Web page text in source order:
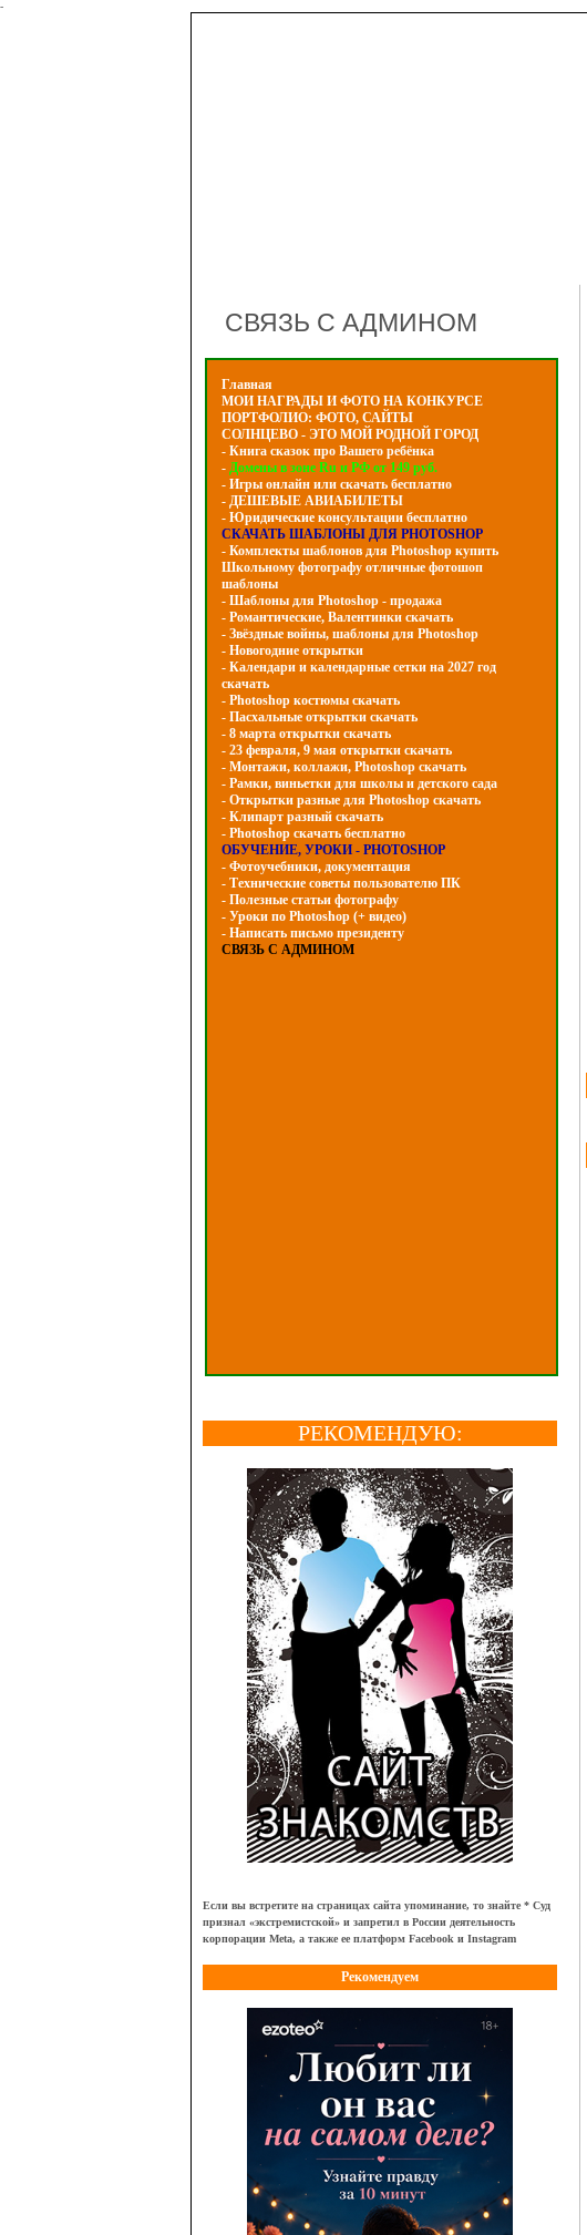
-
СВЯЗЬ С АДМИНОМ
Главная
МОИ НАГРАДЫ И ФОТО НА КОНКУРСЕ
ПОРТФОЛИО: ФОТО, САЙТЫ
СОЛНЦЕВО - ЭТО МОЙ РОДНОЙ ГОРОД
- Книга сказок про Вашего ребёнка
- Домены в зоне Ru и РФ от 149 руб.
- Игры онлайн или скачать бесплатно
- ДЕШЕВЫЕ АВИАБИЛЕТЫ
- Юридические консультации бесплатно
СКАЧАТЬ ШАБЛОНЫ ДЛЯ PHOTOSHOP
- Комплекты шаблонов для Photoshop купить
Школьному фотографу отличные фотошоп
шаблоны
- Шаблоны для Photoshop - продажа
- Романтические, Валентинки скачать
- Звёздные войны, шаблоны для Photoshop
- Hовогодние открытки
- Календари и календарные сетки на 2027 год
скачать
- Photoshop костюмы скачать
- Пасхальные открытки скачать
- 8 марта открытки скачать
- 23 февраля, 9 мая открытки скачать
- Монтажи, коллажи, Photoshop скачать
- Рамки, виньетки для школы и детского сада
- Открытки разные для Photoshop скачать
- Клипарт разный скачать
- Photoshop скачать бесплатно
ОБУЧЕНИЕ, УРОКИ - PHOTOSHOP
- Фотоучебники, документация
- Технические советы пользователю ПК
- Полезные статьи фотографу
- Уроки по Photoshop (+ видео)
- Написать письмо президенту
СВЯЗЬ С АДМИНОМ
РЕКОМЕНДУЮ:
Если вы встретите на страницах сайта упоминание, то знайте * Суд
признал «экстремистской» и запретил в России деятельность
корпорации Meta, а также ее платформ Facebook и Instagram
Рекомендуем